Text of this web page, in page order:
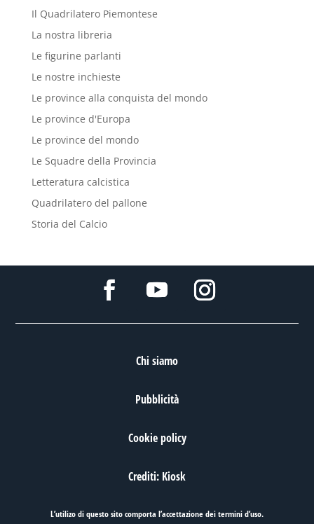
Il Quadrilatero Piemontese
La nostra libreria
Le figurine parlanti
Le nostre inchieste
Le province alla conquista del mondo
Le province d'Europa
Le province del mondo
Le Squadre della Provincia
Letteratura calcistica
Quadrilatero del pallone
Storia del Calcio
Chi siamo
Pubblicità
Cookie policy
Crediti: Kiosk
L’utilizo di questo sito comporta l’accettazione deitermini d’uso.